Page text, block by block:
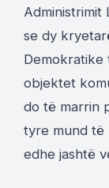
Administrimit
se dy
Demokratike
objektet
do të marrin
tyre mund të
edhe jashtë